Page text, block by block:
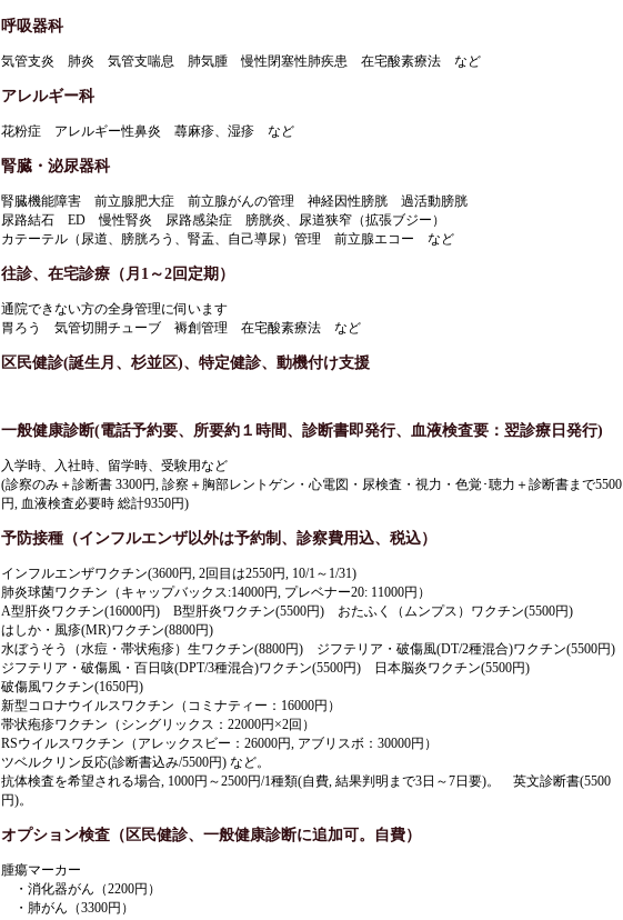
呼吸器科
気管支炎 肺炎 気管支喘息 肺気腫 慢性閉塞性肺疾患 在宅酸素療法 など
アレルギー科
花粉症 アレルギー性鼻炎 蕁麻疹、湿疹 など
腎臓・泌尿器科
腎臓機能障害 前立腺肥大症 前立腺がんの管理 神経因性膀胱 過活動膀胱
尿路結石 ED 慢性腎炎 尿路感染症 膀胱炎、尿道狭窄（拡張ブジー）
カテーテル（尿道、膀胱ろう、腎盂、自己導尿）管理 前立腺エコー など
往診、在宅診療（月1～2回定期）
通院できない方の全身管理に伺います
胃ろう 気管切開チューブ 褥創管理 在宅酸素療法 など
区民健診(誕生月、杉並区)、特定健診、動機付け支援
一般健康診断(電話予約要、所要約１時間、診断書即発行、血液検査要：翌診療日発行)
入学時、入社時、留学時、受験用など
(診察のみ＋診断書 3300円, 診察＋胸部レントゲン・心電図・尿検査・視力・色覚･聴力＋診断書まで5500
円, 血液検査必要時 総計9350円)
予防接種 （インフルエンザ以外は予約制、診察費用込、税込）
インフルエンザワクチン(3600円, 2回目は2550円, 10/1～1/31)
肺炎球菌ワクチン（キャップバックス:14000円, プレベナー20: 11000円）
A型肝炎ワクチン(16000円) B型肝炎ワクチン(5500円) おたふく（ムンプス）ワクチン(5500円)
はしか・風疹(MR)ワクチン(8800円)
水ぼうそう（水痘・帯状疱疹）生ワクチン(8800円) ジフテリア・破傷風(DT/2種混合)ワクチン(5500円)
ジフテリア・破傷風・百日咳(DPT/3種混合)ワクチン(5500円) 日本脳炎ワクチン(5500円)
破傷風ワクチン(1650円)
新型コロナウイルスワクチン（コミナティー：16000円）
帯状疱疹ワクチン（シングリックス：22000円×2回）
RSウイルスワクチン（アレックスビー：26000円, アブリスボ：30000円）
ツベルクリン反応(診断書込み/5500円) など。
抗体検査を希望される場合, 1000円～2500円/1種類(自費, 結果判明まで3日～7日要)。 英文診断書(5500
円)。
オプション検査（区民健診、一般健康診断に追加可。自費）
腫瘍マーカー
・消化器がん（2200円）
・肺がん（3300円）